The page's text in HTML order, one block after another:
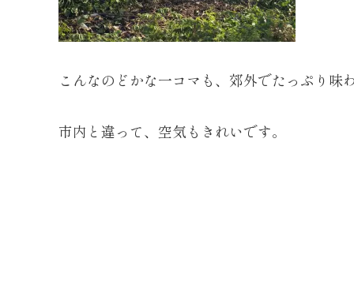
こんなのどかな一コマも、郊外でたっぷり味
市内と違って、空気もきれいです。